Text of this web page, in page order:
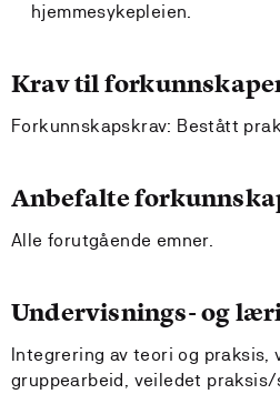
hjemmesykepleien.
Krav til
Forkunnskapskrav: Bestått
Anbefalte
Alle forutgående emner.
Undervisnings- og
Integrering av teori og praksis,
gruppearbeid, veiledet